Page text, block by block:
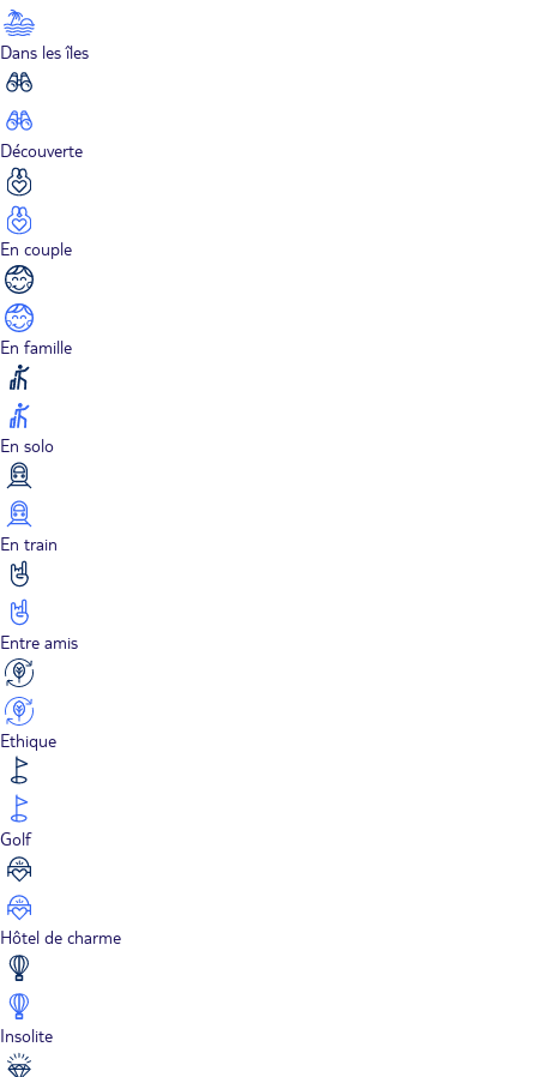
Dans les îles
Découverte
En couple
En famille
En solo
En train
Entre amis
Ethique
Golf
Hôtel de charme
Insolite